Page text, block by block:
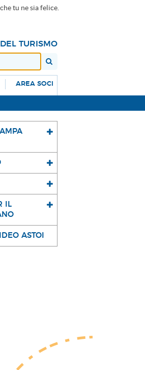
tu ne sia felice.
TURISMO
AREA SOCI
IL
ASTOI